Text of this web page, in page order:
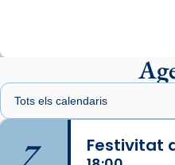
Arquebisbat de
2 weeks ago
Memòria de les
Semproniana,
7 Festivitat